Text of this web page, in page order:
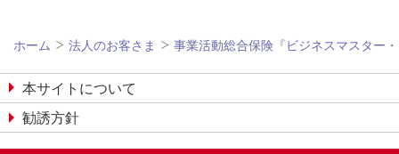
ホーム 法人のお客さま 事業活動総合保険『ビジネスマスター
本サイトについて
勧誘方針